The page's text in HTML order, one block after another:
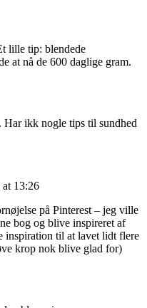
lille tip: blendede
at nå de 600 daglige gram.
ikk nogle tips til sundhed
at 13:26
på Pinterest – jeg ville
bog og blive inspireret af
inspiration til at lavet lidt flere
krop nok blive glad for)